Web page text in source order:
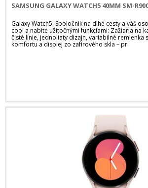
SAMSUNG GALAXY WATCH5 40MM SM-
Galaxy Watch5: Spoločník na dlhé cesty a váš
cool a nabité užitočnými funkciami: Zažiaria na
čisté línie, jednoliaty dizajn, variabilné remienka
komfortu a displej zo zafírového skla – pr